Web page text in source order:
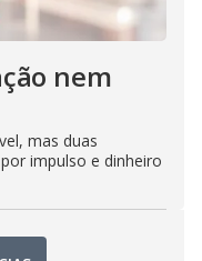
nem
mas duas
impulso e dinheiro